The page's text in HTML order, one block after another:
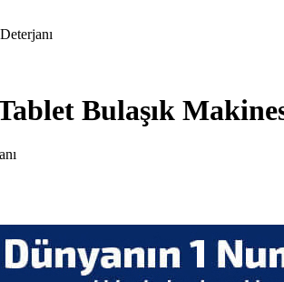
Bulaşık